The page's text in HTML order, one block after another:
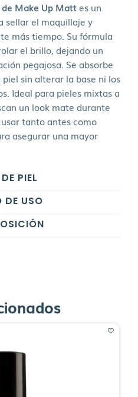
PIEL
DE USO
de Make Up Mattes un
sellar el maquillaje y
más tiempo. Su fórmula
el brillo, dejando un
pegajosa. Se absorbe
sin alterar la base ni los
Ideal para pieles mixtas a
un look mate durante
tanto antes como
asegurar una mayor